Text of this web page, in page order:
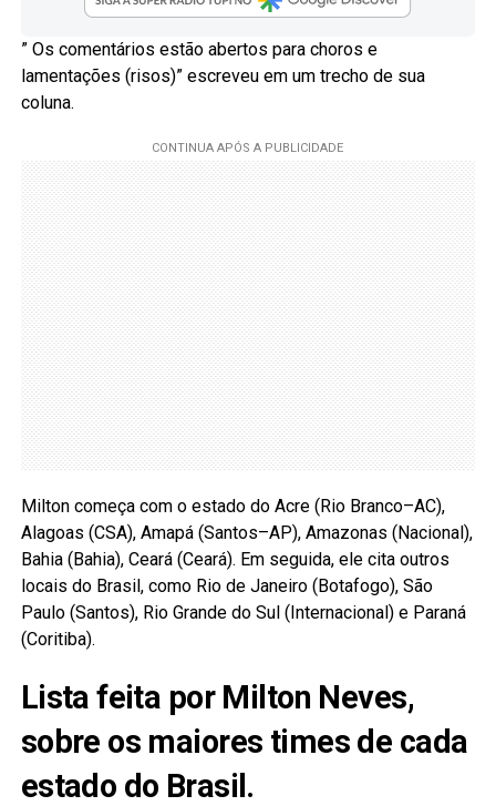
” Os comentários estão abertos para choros e
lamentações (risos)” escreveu em um trecho de sua
coluna.
Milton começa com o estado do Acre (Rio Branco–AC),
Alagoas (CSA), Amapá (Santos–AP), Amazonas (Nacional),
Bahia (Bahia), Ceará (Ceará). Em seguida, ele cita outros
locais do Brasil, como Rio de Janeiro (Botafogo), São
Paulo (Santos), Rio Grande do Sul (Internacional) e Paraná
(Coritiba).
Lista feita por Milton Neves,
sobre os maiores times de cada
estado do Brasil.